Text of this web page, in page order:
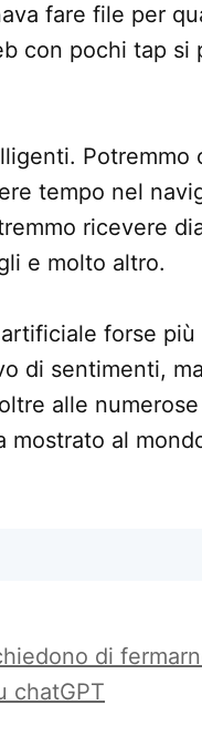
fare file per
con pochi tap si
tempo nel
ricevere
e molto altro.
artificiale forse
di sentimenti,
alle
mostrato al
di
chatGPT